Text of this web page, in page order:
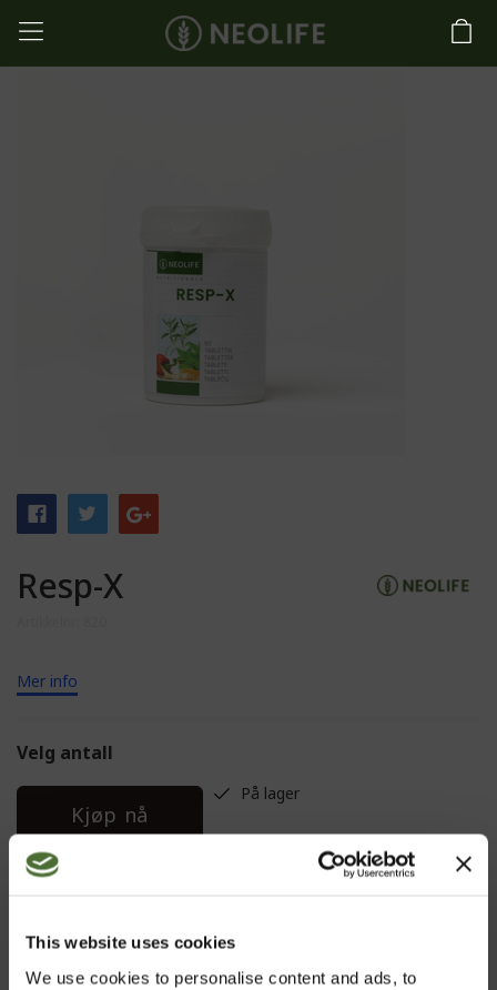
This website uses cookies
We use cookies to personalise content and ads, to
Resp-X
Mer info
Velg antall
Kjøp nå
På lager